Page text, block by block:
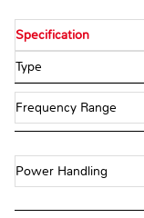
Specification
Type
Frequency Range
Power Handling